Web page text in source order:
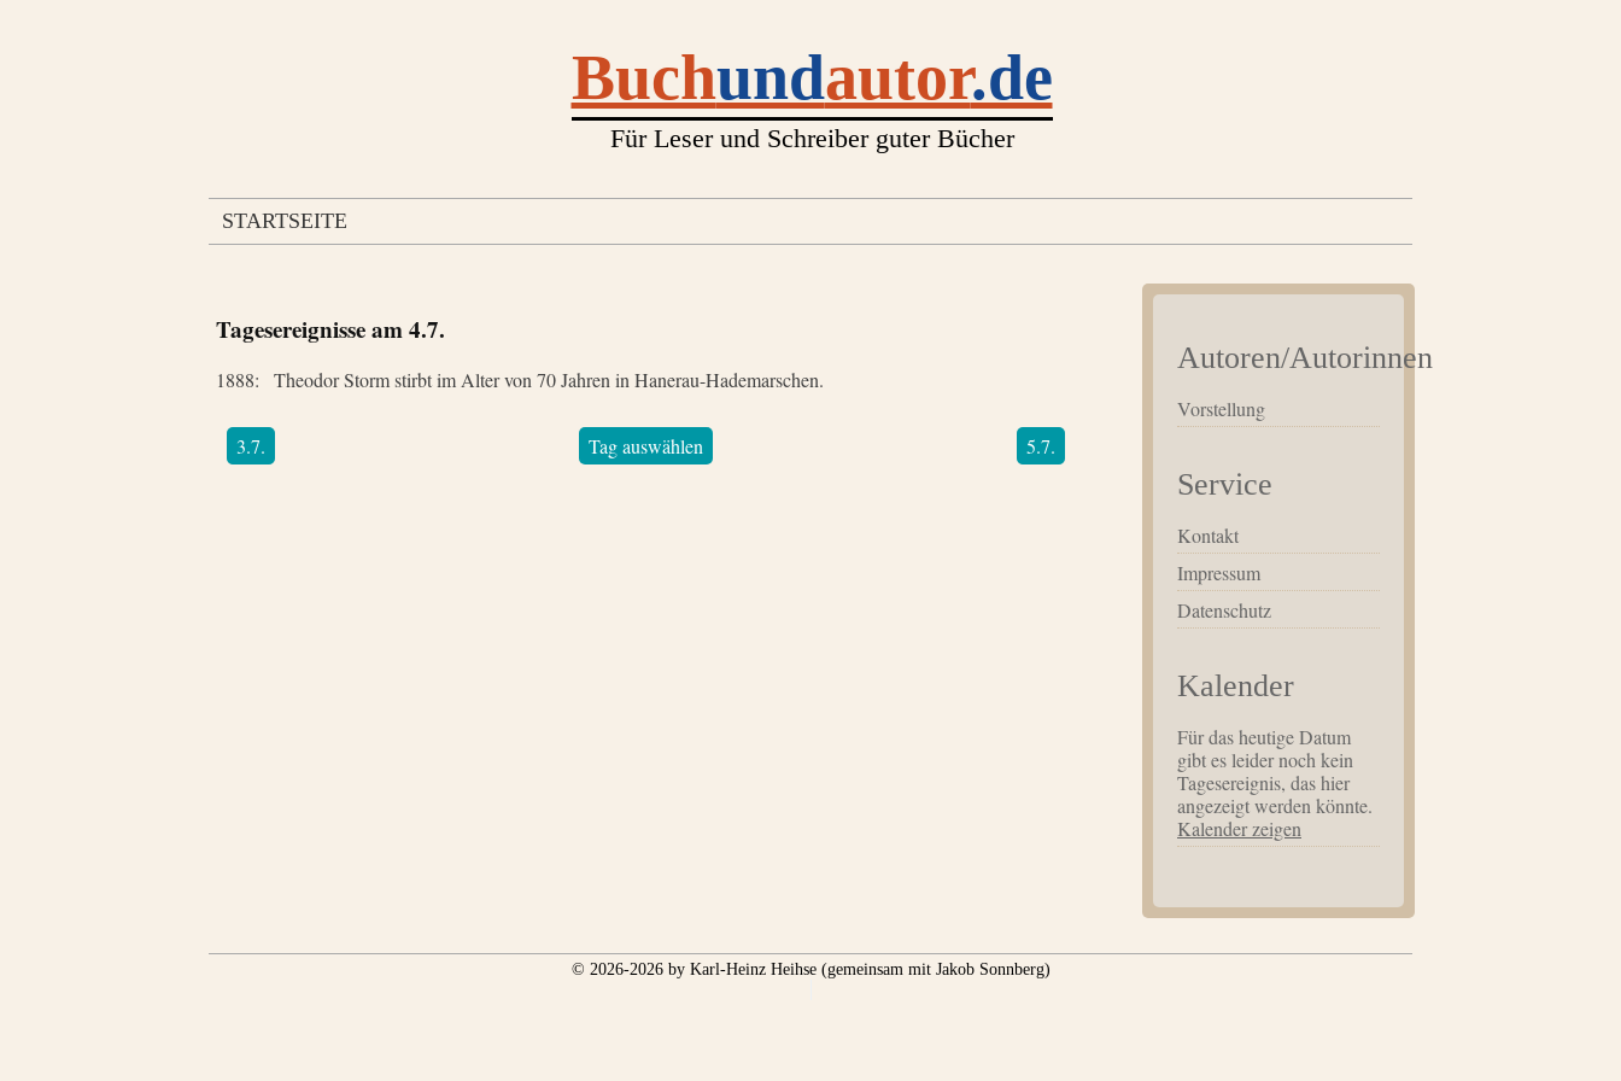
Buchundautor.de
Für Leser und Schreiber guter Bücher
STARTSEITE
Tagesereignisse am4.7.
1888: Theodor Storm stirbt im Alter von 70 Jahren in Hanerau-Hademarschen.
3.7. Tag auswählen 5.7.
Autoren/Autorinnen
Vorstellung
Service
Kontakt
Impressum
Datenschutz
Kalender
Für das heutige Datum
gibt es leider noch kein
Tagesereignis, das hier
angezeigt werden könnte.
Kalender zeigen
© 2026-2026 by Karl-Heinz Heihse (gemeinsam mit Jakob Sonnberg)